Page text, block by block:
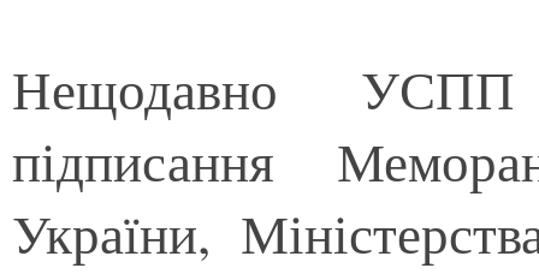
Нещодавно УСПП
підписання
України,